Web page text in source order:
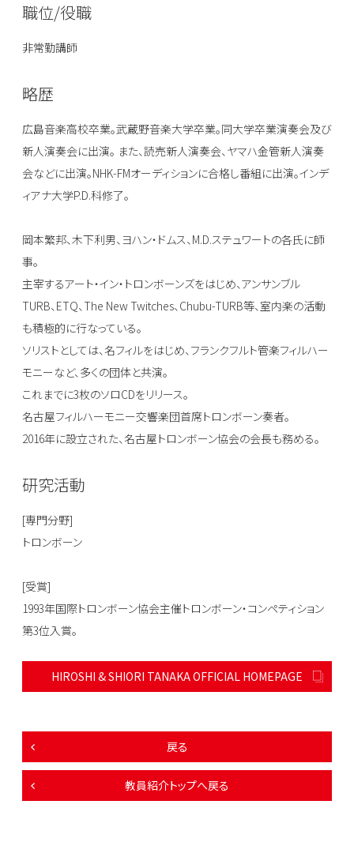
職位/役職
非常勤講師
略歴
広島音楽高校卒業。武蔵野音楽大学卒業。同大学卒業演奏会及び
新人演奏会に出演。 また、読売新人演奏会、ヤマハ金管新人演奏
会などに出演。NHK-FMオーディションに合格し番組に出演。インデ
ィアナ大学P.D.科修了。
岡本繁邦、木下利男、ヨハン・ドムス、M.D.ステュワートの各氏に師
事。
主宰するアート・イン・トロンボーンズをはじめ、アンサンブル
TURB、ETQ、The New Twitches、Chubu-TURB等、室内楽の活動
も積極的に行なっている。
ソリストとしては、名フィルをはじめ、フランクフルト管楽フィルハー
モニーなど、多くの団体と共演。
これまでに3枚のソロCDをリリース。
名古屋フィルハーモニー交響楽団首席トロンボーン奏者。
2016年に設立された、名古屋トロンボーン協会の会長も務める。
研究活動
[専門分野]
トロンボーン
[受賞]
1993年国際トロンボーン協会主催トロンボーン・コンペティション
第3位入賞。
HIROSHI & SHIORI TANAKA OFFICIAL HOMEPAGE
戻る
教員紹介トップへ戻る